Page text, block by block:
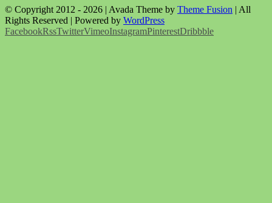
© Copyright 2012 - 2026 | Avada Theme by Theme Fusion | All
Rights Reserved | Powered by WordPress
FacebookRssTwitterVimeoInstagramPinterestDribbble